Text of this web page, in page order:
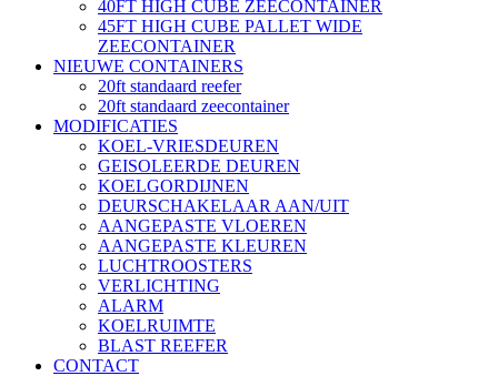
40FT HIGH CUBE ZEECONTAINER
45FT HIGH CUBE PALLET WIDE
ZEECONTAINER
NIEUWE CONTAINERS
20ft standaard reefer
20ft standaard zeecontainer
MODIFICATIES
KOEL-VRIESDEUREN
GEISOLEERDE DEUREN
KOELGORDIJNEN
DEURSCHAKELAAR AAN/UIT
AANGEPASTE VLOEREN
AANGEPASTE KLEUREN
LUCHTROOSTERS
VERLICHTING
ALARM
KOELRUIMTE
BLAST REEFER
CONTACT